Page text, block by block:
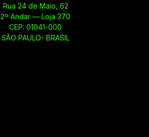
Rua 24 de Maio, 62
2º Andar — Loja 370
CEP: 01041-000
SÃO PAULO- BRASIL